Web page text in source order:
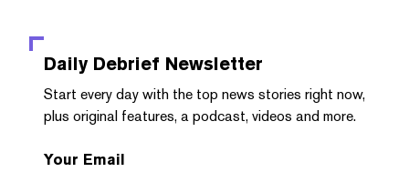
Daily Debrief Newsletter
Start every day with the top news stories right now,
plus original features, a podcast, videos and more.
Your Email